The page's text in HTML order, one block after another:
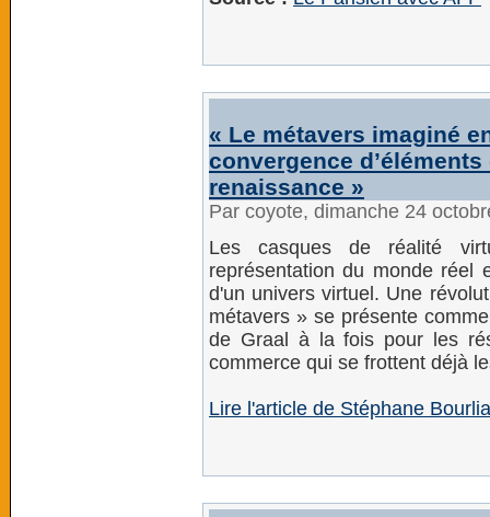
« Le métavers imaginé
convergence
renaissance »
Par coyote, dimanche 24
Les casques de réalité
représentation du monde réel
d'un univers virtuel. Une
métavers » se présente
de Graal à la fois pour les
commerce qui se frottent déjà
Lire l'article de Stéphane